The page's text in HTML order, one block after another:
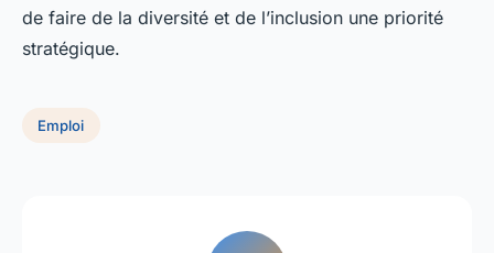
de faire de la diversité et de l’inclusion une priorité
stratégique.
Emploi